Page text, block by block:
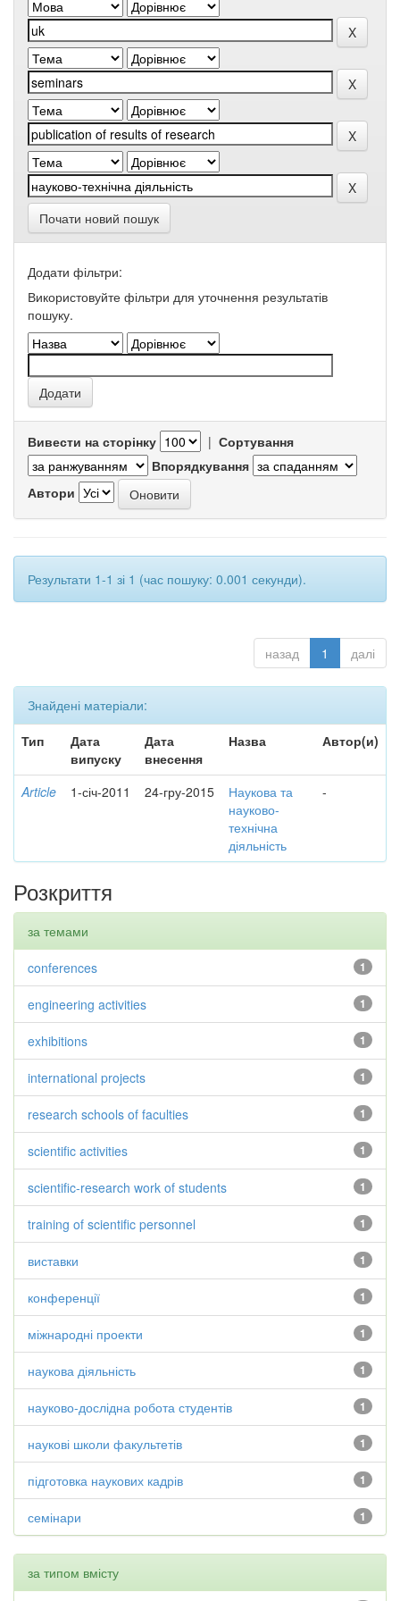
Почати новий пошук
Додати фільтри:
Використовуйте фільтри для уточнення результатів
пошуку.
Вивести на сторінку | Сортування
Впорядкування
Автори
Результати 1-1 зі 1 (час пошуку: 0.001 секунди).
назад 1 далі
Знайдені матеріали:
Тип
Дата
випуску
Дата
внесення
Назва Автор(и)
Article 1-січ-2011 24-гру-2015
Наукова та
науково-
технічна
діяльність
-
Розкриття
за темами
1
conferences
1
engineering activities
1
exhibitions
1
international projects
1
research schools of faculties
1
scientific activities
1
scientific-research work of students
1
training of scientific personnel
1
виставки
1
конференції
1
міжнародні проекти
1
наукова діяльність
1
науково-дослідна робота студентів
1
наукові школи факультетів
1
підготовка наукових кадрів
1
семінари
за типом вмісту